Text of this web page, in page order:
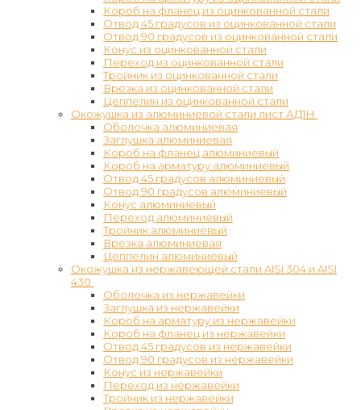
Короб на фланец из оцинкованной стали
Отвод 45 градусов из оцинкованной стали
Отвод 90 градусов из оцинкованной стали
Конус из оцинкованной стали
Переход из оцинкованной стали
Тройник из оцинкованной стали
Врезка из оцинкованной стали
Цеппелин из оцинкованной стали
Окожушка из алюминиевой стали лист АД1Н
Оболочка алюминиевая
Заглушка алюминиевая
Короб на фланец алюминиевый
Короб на арматуру алюминиевый
Отвод 45 градусов алюминиевый
Отвод 90 градусов алюминиевый
Конус алюминиевый
Переход алюминиевый
Тройник алюминиевый
Врезка алюминиевая
Цеппелин алюминиевый
Окожушка из нержавеющей стали AISI 304 и AISI
430
Оболочка из нержавейки
Заглушка из нержавейки
Короб на арматуру из нержавейки
Короб на фланец из нержавейки
Отвод 45 градусов из нержавейки
Отвод 90 градусов из нержавейки
Конус из нержавейки
Переход из нержавейки
Тройник из нержавейки